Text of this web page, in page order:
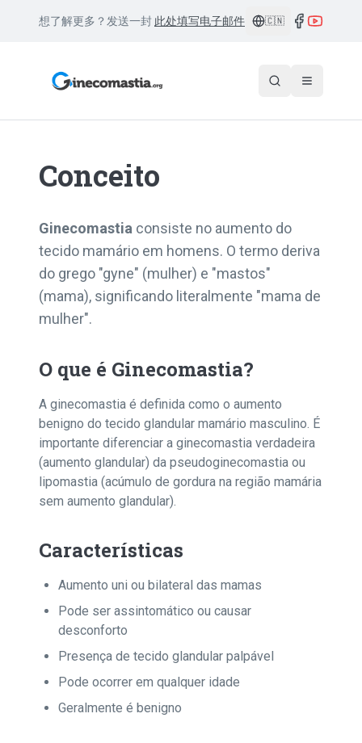
想了解更多？发送一封 此处填写电子邮件 🇨🇳
Conceito
Ginecomastia consiste no aumento do
tecido mamário em homens. O termo deriva
do grego "gyne" (mulher) e "mastos"
(mama), significando literalmente "mama de
mulher".
O que é Ginecomastia?
A ginecomastia é definida como o aumento
benigno do tecido glandular mamário masculino. É
importante diferenciar a ginecomastia verdadeira
(aumento glandular) da pseudoginecomastia ou
lipomastia (acúmulo de gordura na região mamária
sem aumento glandular).
Características
Aumento uni ou bilateral das mamas
Pode ser assintomático ou causar
desconforto
Presença de tecido glandular palpável
Pode ocorrer em qualquer idade
Geralmente é benigno